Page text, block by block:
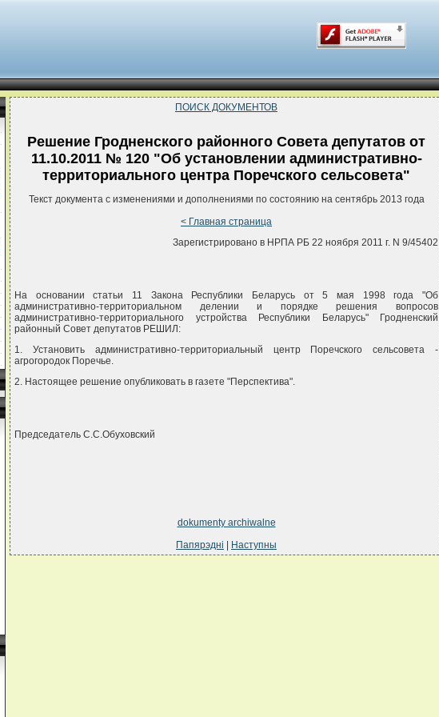
ПОИСК ДОКУМЕНТОВ
Решение Гродненского районного Совета депутатов от
11.10.2011 № 120 "Об установлении административно-
территориального центра Поречского сельсовета"
Текст документа с изменениями и дополнениями по состоянию на сентябрь 2013 года
< Главная страница
Зарегистрировано в НРПА РБ 22 ноября 2011 г. N 9/45402
На основании статьи 11 Закона Республики Беларусь от 5 мая 1998 года "Об
административно-территориальном делении и порядке решения вопросов
административно-территориального устройства Республики Беларусь" Гродненский
районный Совет депутатов РЕШИЛ:
1. Установить административно-территориальный центр Поречского сельсовета -
агрогородок Поречье.
2. Настоящее решение опубликовать в газете "Перспектива".
Председатель С.С.Обуховский
dokumenty archiwalne
Папярэдні
Наступны